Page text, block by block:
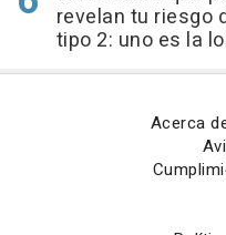
revelan tu riesgo
tipo 2: uno es la
Acerca